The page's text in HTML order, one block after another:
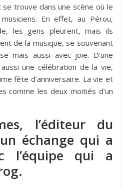
trouve dans une scène où le
En effet, au Pérou,
les gens pleurent, mais ils
de la musique, se souvenant
mais aussi avec joie. D’une
une célébration de la vie,
fête d’anniversaire. La vie et
comme les deux moitiés d’un
l’éditeur du
échange qui a
l’équipe qui a